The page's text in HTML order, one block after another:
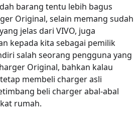
barang tentu lebih bagus
Original, selain memang sudah
jelas dari VIVO, juga
kepada kita sebagai pemilik
salah seorang pengguna yang
Original, bahkan kalau
membeli charger asli
beli charger abal-abal
rumah.